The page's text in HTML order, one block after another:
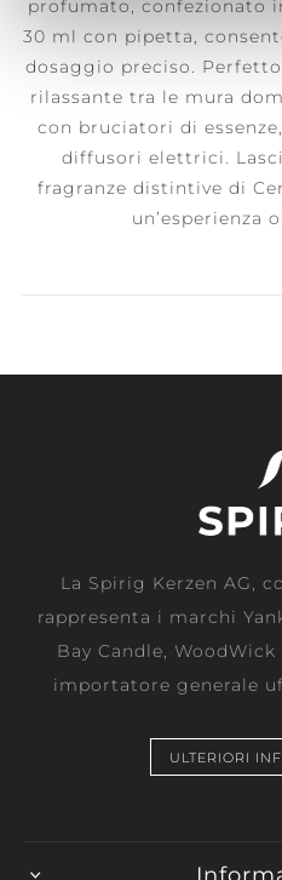
profumato, confezionato
30 ml con pipetta,
dosaggio preciso.
rilassante tra le mura
con bruciatori di
diffusori elettrici.
fragranze distintive di
un’esperienza
La Spirig Kerzen AG,
rappresenta i marchi
Bay Candle,
importatore generale
ULTERIORI